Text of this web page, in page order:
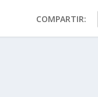
COMPARTIR: